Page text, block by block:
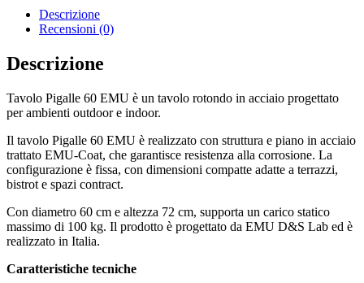
Descrizione
Recensioni (0)
Descrizione
Tavolo Pigalle 60 EMU è un tavolo rotondo in acciaio progettato
per ambienti outdoor e indoor.
Il tavolo Pigalle 60 EMU è realizzato con struttura e piano in acciaio
trattato EMU-Coat, che garantisce resistenza alla corrosione. La
configurazione è fissa, con dimensioni compatte adatte a terrazzi,
bistrot e spazi contract.
Con diametro 60 cm e altezza 72 cm, supporta un carico statico
massimo di 100 kg. Il prodotto è progettato da EMU D&S Lab ed è
realizzato in Italia.
Caratteristiche tecniche